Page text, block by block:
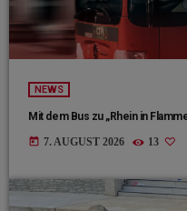
NEWS
Mit dem Bus zu „Rhein in
today 7. AUGUST 2026 13